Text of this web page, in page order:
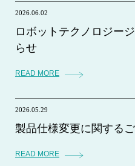
2026.06.02
ロボットテクノロジー
らせ
READ MORE
2026.05.29
製品仕様変更に関する
READ MORE